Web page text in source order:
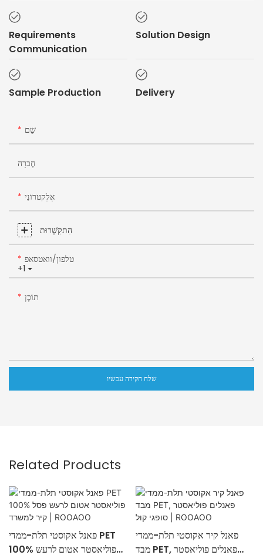
Requirements
Communication
Solution Design
Sample Production Delivery
שֵׁם
חֶברָה
אֶלֶקטרוֹנִי
הִתקַשְׁרוּת
+1
טלפון/וואטסאפ
תוֹכֶן
שלח חקירה עכשיו
Related Products
פאנל אקוסטי תלת-ממדי PET
100% פוליאסטר אטום לרעש
פאנל קיר אקוסטי תלת-ממדי
מבד PET, פאנלים פוליאסטר